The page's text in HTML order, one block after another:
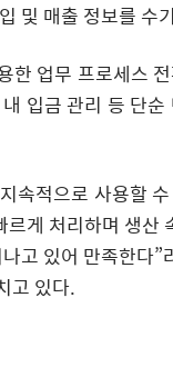
및 매출 정보를 수
한 업무 프로세스
금 관리 등 단순
적으로 사용할
게 처리하며 생산
고 있어 만족한다
고 있다.